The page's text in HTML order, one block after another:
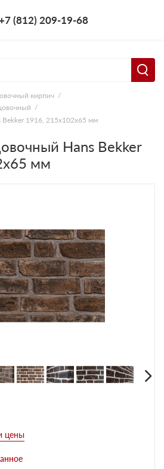
(812) 209-19-68
кирпич
1916, 215х102х65 мм
Hans Bekker
мм